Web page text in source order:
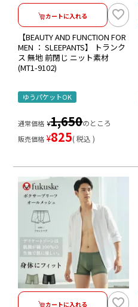
カートに入れる
【BEAUTY AND FUNCTION FOR
MEN ： SLEEPANTS】 トランク
ス 無地 前閉じ ニット素材
(MT1-9102)
ゆうパケットOK
通常価格 ¥1,650のところ
販売価格 ¥825 税込
カートに入れる